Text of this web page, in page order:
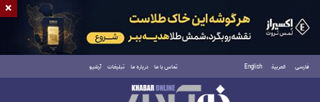
فارسی العربية English تماس با ما درباره ما تبلیغات آرشیو
پنجشنبه ۱۵ مرداد ۱۴۰۵
×